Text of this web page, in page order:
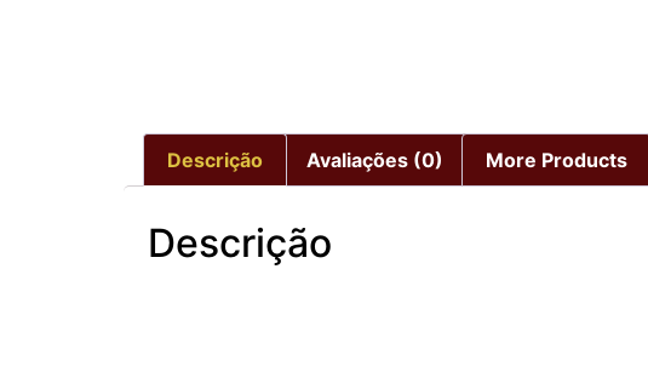
Descrição Avaliações (0) More Products
Descrição